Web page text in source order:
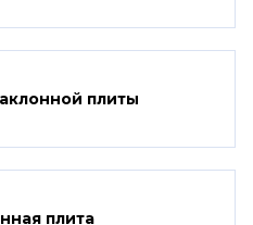
плиты
плита